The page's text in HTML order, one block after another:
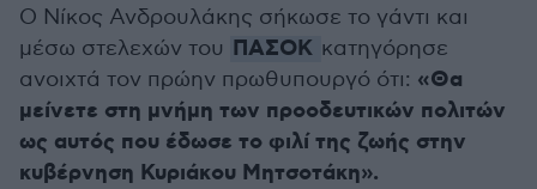
Ο Νίκος Ανδρουλάκης σήκωσε το γάντι και
μέσω στελεχών του ΠΑΣΟΚ κατηγόρησε
ανοιχτά τον πρώην πρωθυπουργό ότι: «Θα
μείνετε στη μνήμη των προοδευτικών πολιτών
ως αυτός που έδωσε το φιλί της ζωής στην
κυβέρνηση Κυριάκου Μητσοτάκη».